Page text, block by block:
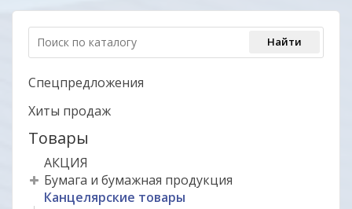
Спецпредложения
Хиты продаж
Товары
АКЦИЯ
Бумага и бумажная продукция
Канцелярские товары